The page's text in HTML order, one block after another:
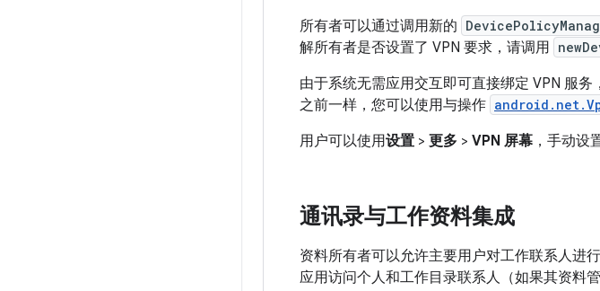
所有者可以通过调用新的
解所有者是否设置了 VPN 要求，请调用
由于系统无需应用交互即可直接绑定 VPN 服
之前一样，您可以使用与操作
用户可以使用设置 > 更多 > VPN 屏幕 ，手动设
通讯录与工作资料集成
资料所有者可以允许主要用户对工作联系人进
应用访问个人和工作目录联系人（如果其资料管